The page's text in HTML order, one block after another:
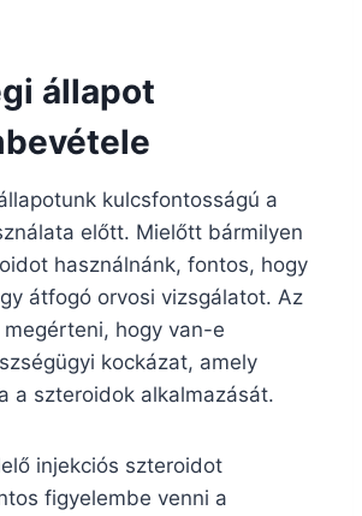
állapot
kulcsfontosságú a
előtt. Mielőtt bármilyen
használnánk, fontos, hogy
átfogó orvosi vizsgálatot. Az
hogy van-e
kockázat, amely
a szteroidok alkalmazását.
injekciós szteroidot
figyelembe venni a